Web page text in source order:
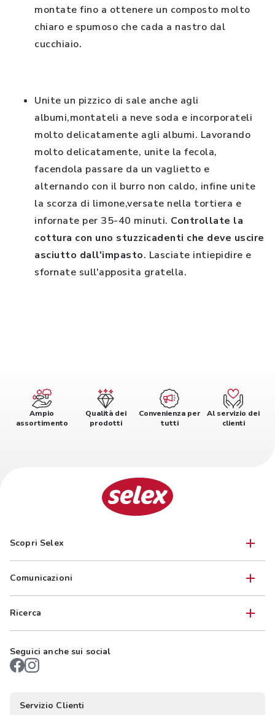
montate fino a ottenere un composto molto
chiaro e spumoso che cada a nastro dal
cucchiaio.
Unite un pizzico di sale anche agli
albumi,montateli a neve soda e incorporateli
molto delicatamente agli albumi. Lavorando
molto delicatamente, unite la fecola,
facendola passare da un vaglietto e
alternando con il burro non caldo, infine unite
la scorza di limone,versate nella tortiera e
infornate per 35-40 minuti. Controllate la
cottura con uno stuzzicadenti che deve uscire
asciutto dall'impasto. Lasciate intiepidire e
sfornate sull'apposita gratella.
Ampio
assortimento
Qualità dei
prodotti
Convenienza per
tutti
Al servizio dei
clienti
Scopri Selex
Comunicazioni
Ricerca
Seguici anche sui social
Servizio Clienti